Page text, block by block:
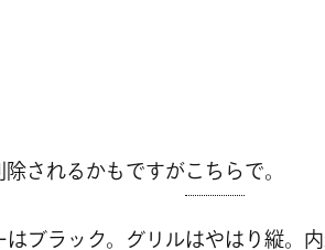
されるかもですがこちらで。